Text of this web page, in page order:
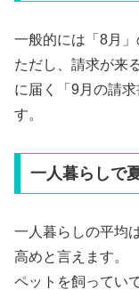
一般的には「8月」
ただし、請求が来
に届く「9月の請
す。
一人暮らしで
一人暮らしの平均
高めと言えます。
ペットを飼ってい